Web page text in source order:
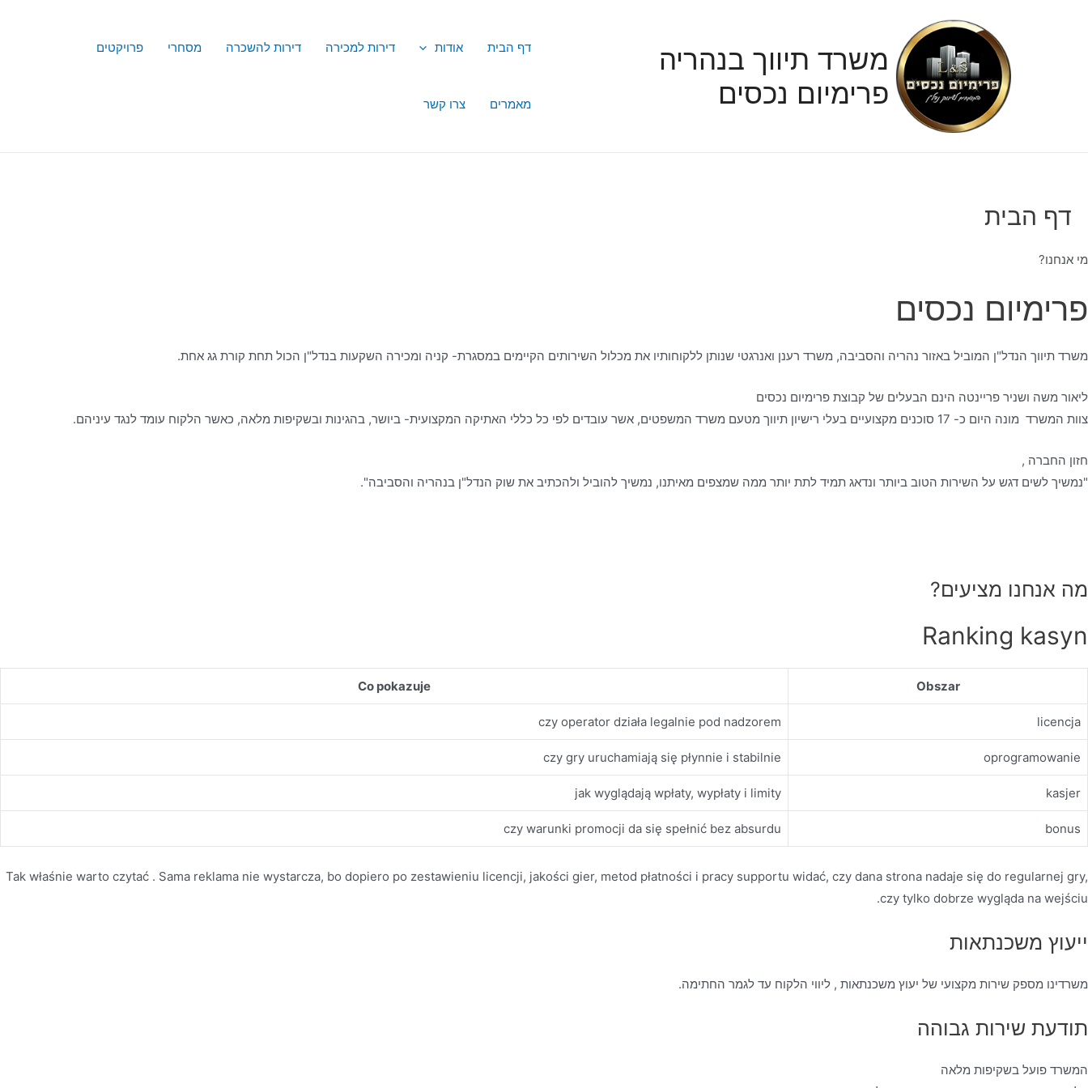
משרד תיווך בנהריה
פרימיום נכסים
דף הבית אודות דירות למכירה דירות להשכרה מסחרי פרויקטים
מאמרים צרו קשר
דף הבית
מי אנחנו?
פרימיום נכסים
משרד תיווך הנדל"ן המוביל באזור נהריה והסביבה, משרד רענן ואנרגטי שנותן ללקוחותיו את מכלול השירותים הקיימים במסגרת- קניה ומכירה השקעות בנדל"ן הכול תחת קורת גג אחת.
ליאור משה ושניר פריינטה הינם הבעלים של קבוצת פרימיום נכסים
צוות המשרד מונה היום כ- 17 סוכנים מקצועיים בעלי רישיון תיווך מטעם משרד המשפטים, אשר עובדים לפי כל כללי האתיקה המקצועית- ביושר, בהגינות ובשקיפות מלאה, כאשר הלקוח עומד לנגד עיניהם.
חזון החברה ,
"נמשיך לשים דגש על השירות הטוב ביותר ונדאג תמיד לתת יותר ממה שמצפים מאיתנו, נמשיך להוביל ולהכתיב את שוק הנדל"ן בנהריה והסביבה".
מה אנחנו מציעים?
Ranking kasyn
Obszar
Co pokazuje
licencja
czy operator działa legalnie pod nadzorem
oprogramowanie
czy gry uruchamiają się płynnie i stabilnie
kasjer
jak wyglądają wpłaty, wypłaty i limity
bonus
czy warunki promocji da się spełnić bez absurdu
Tak właśnie warto czytać . Sama reklama nie wystarcza, bo dopiero po zestawieniu licencji, jakości gier, metod płatności i pracy supportu widać, czy dana strona nadaje się do regularnej gry,
czy tylko dobrze wygląda na wejściu.
ייעוץ משכנתאות
משרדינו מספק שירות מקצועי של יעוץ משכנתאות , ליווי הלקוח עד לגמר החתימה.
תודעת שירות גבוהה
המשרד פועל בשקיפות מלאה